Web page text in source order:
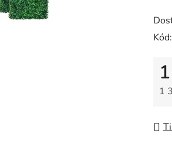
je
Kód:
1